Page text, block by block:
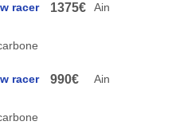
racer
1375€ Ain
racer
990€ Ain